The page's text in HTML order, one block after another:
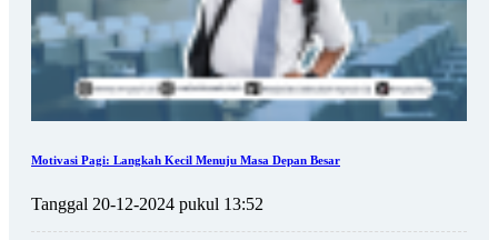
Motivasi Pagi: Langkah Kecil Menuju Masa Depan Besar
Tanggal 20-12-2024 pukul 13:52